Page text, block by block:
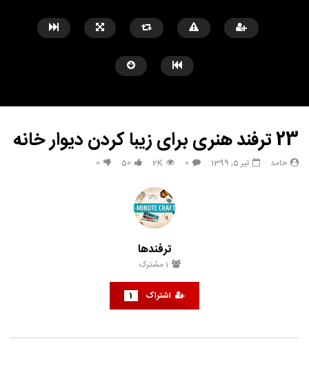
گلچین بهترین آهنگ های شاد ایرانی
23 ترفند هنری برای زیبا کردن دیوار خانه
حامد تیر 5, 1399 0
2K
50
0
ترفندها
1 مشترک
اشتراک 1